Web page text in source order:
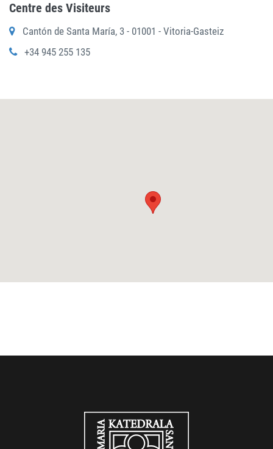
Centre des Visiteurs
Cantón de Santa María, 3 - 01001 - Vitoria-Gasteiz
+34 945 255 135